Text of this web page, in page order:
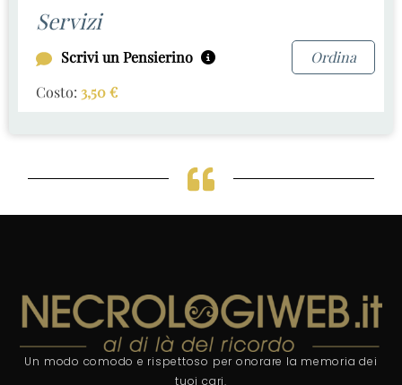
Servizi
Scrivi un Pensierino
Ordina
Costo: 3,50€
Un modo comodo e rispettoso per onorare la memoria dei
tuoi cari.